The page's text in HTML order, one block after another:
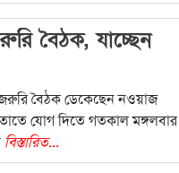
বৈঠক, যাচ্ছেন
বৈঠক ডেকেছেন নওয়াজ
যোগ দিতে গতকাল মঙ্গলবার
বিস্তারিত...